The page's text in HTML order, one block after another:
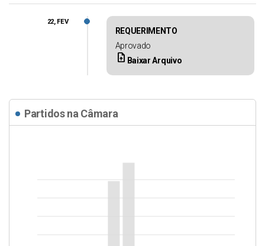
REQUERIMENTO
Aprovado
upload_file Baixar Arquivo
22, FEV
Partidos na Câmara